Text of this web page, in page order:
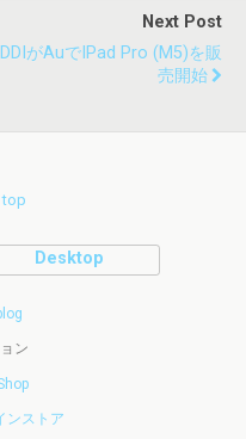
Next Post
がauでiPad Pro (M5)を販
売開始
top
Desktop
ン
ンストア